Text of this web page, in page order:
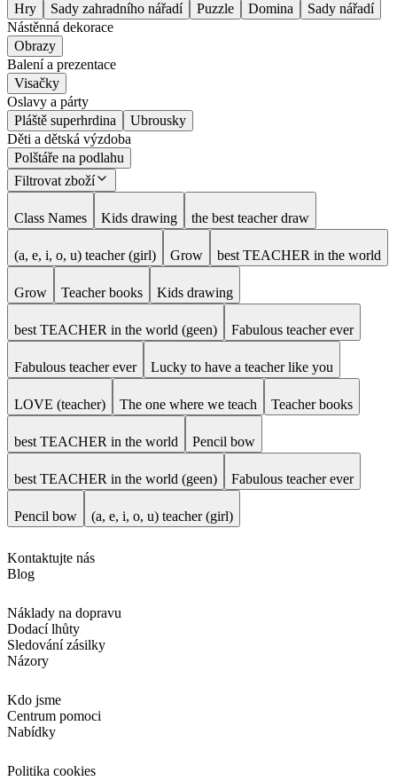
Hry
Sady zahradního nářadí Puzzle Domina
Sady nářadí
Nástěnná dekorace
Obrazy
Balení a prezentace
Visačky
Oslavy a párty
Pláště superhrdina
Ubrousky
Děti a dětská výzdoba
Polštáře na podlahu
Filtrovat zboží
Class Names Kids drawing the best teacher draw
(a, e, i, o, u) teacher (girl) Grow best TEACHER in the world
Grow Teacher books Kids drawing
best TEACHER in the world (geen) Fabulous teacher ever
Fabulous teacher ever Lucky to have a teacher like you
LOVE (teacher) The one where we teach Teacher books
best TEACHER in the world Pencil bow
best TEACHER in the world (geen) Fabulous teacher ever
Pencil bow (a, e, i, o, u) teacher (girl)
Kontaktujte nás
Blog
Náklady na dopravu
Dodací lhůty
Sledování zásilky
Názory
Kdo jsme
Centrum pomoci
Nabídky
Politika cookies